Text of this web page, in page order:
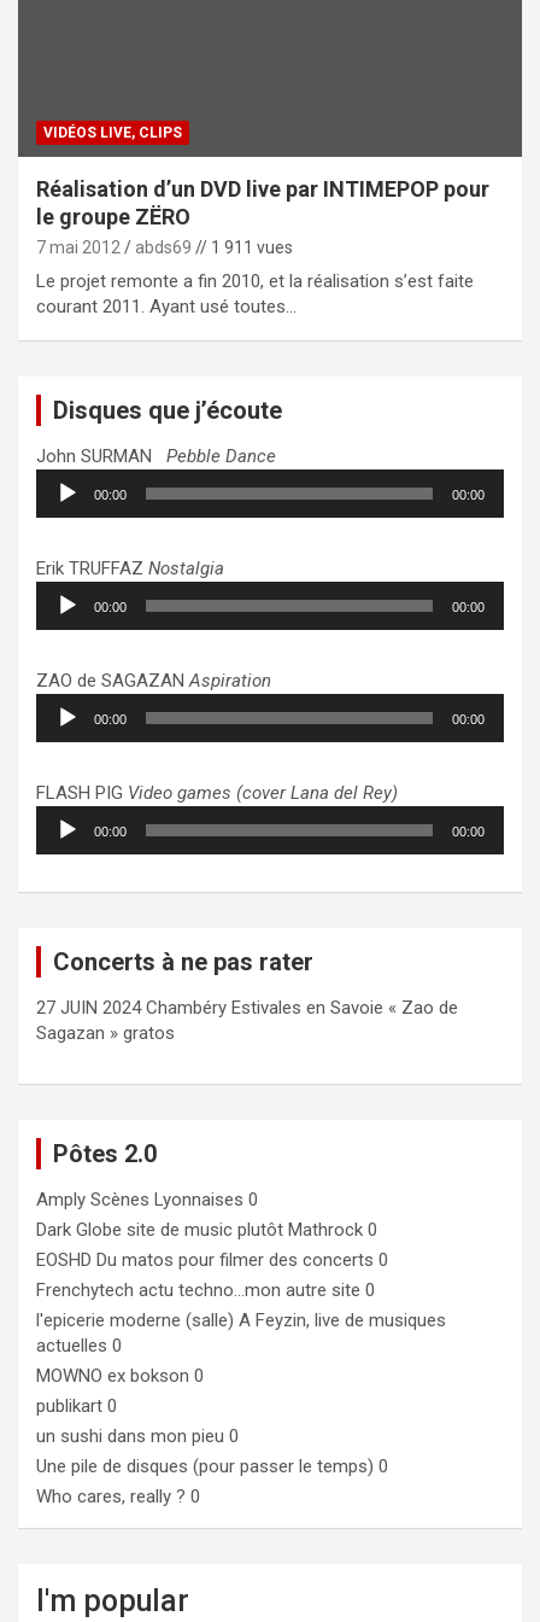
VIDÉOS LIVE, CLIPS
Réalisation d’un DVD live par INTIMEPOP pour
le groupe ZËRO
7 mai 2012 abds69 // 1 911 vues
Le projet remonte a fin 2010, et la réalisation s’est faite
courant 2011. Ayant usé toutes…
Disques que j’écoute
John SURMAN Pebble Dance
Lecteur
audio
00:00 00:00
Erik TRUFFAZ Nostalgia
Lecteur
audio
00:00 00:00
ZAO de SAGAZANAspiration
Lecteur
audio
00:00 00:00
FLASH PIG Video games (cover Lana del Rey)
Lecteur
audio
00:00 00:00
Concerts à ne pas rater
27 JUIN 2024 Chambéry Estivales en Savoie « Zao de
Sagazan » gratos
Pôtes 2.0
Amply Scènes Lyonnaises 0
Dark Globe site de music plutôt Mathrock 0
EOSHD Du matos pour filmer des concerts 0
Frenchytech actu techno…mon autre site 0
l'epicerie moderne (salle) A Feyzin, live de musiques
actuelles 0
MOWNO ex bokson 0
publikart 0
un sushi dans mon pieu 0
Une pile de disques (pour passer le temps) 0
Who cares, really ? 0
I'm popular